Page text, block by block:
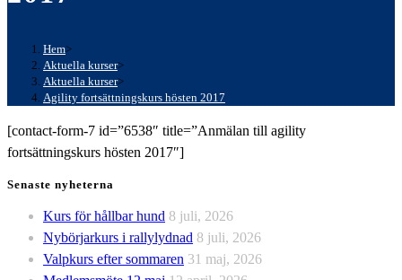
Hem>
Aktuella kurser>
Aktuella kurser>
Agility fortsättningskurs hösten 2017
[contact-form-7 id=”6538″ title=”Anmälan till agility
fortsättningskurs hösten 2017″]
Senaste nyheterna
Kurs för hållbar hund 8 juli, 2026
Nybörjarkurs i rallylydnad 8 juli, 2026
Valpkurs efter sommaren 31 maj, 2026